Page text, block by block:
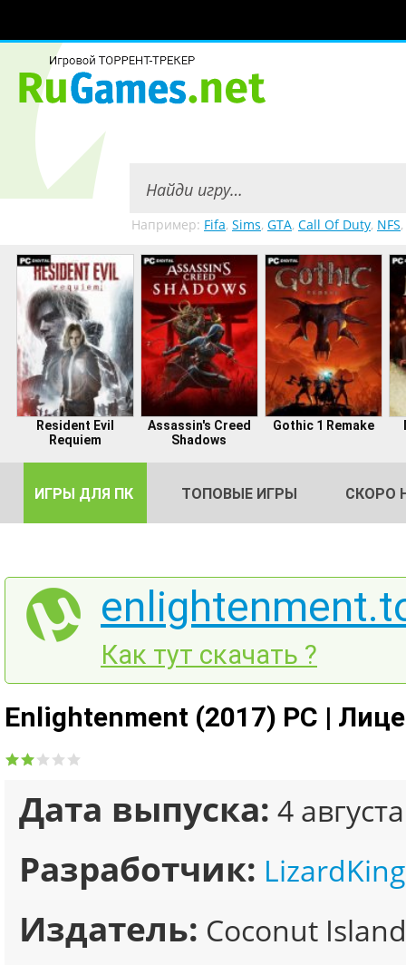
Например: Fifa, Sims, GTA, Call Of Duty, NFS,
Resident Evil
Requiem
Assassin's Creed
Shadows
Gothic 1 Remake
ИГРЫ ДЛЯ ПК ТОПОВЫЕ ИГРЫ СКОРО
Как тут скачать ?
Enlightenment (2017) PC |
Дата выпуска: 4
Разработчик: LizardKing
Издатель: Coconut